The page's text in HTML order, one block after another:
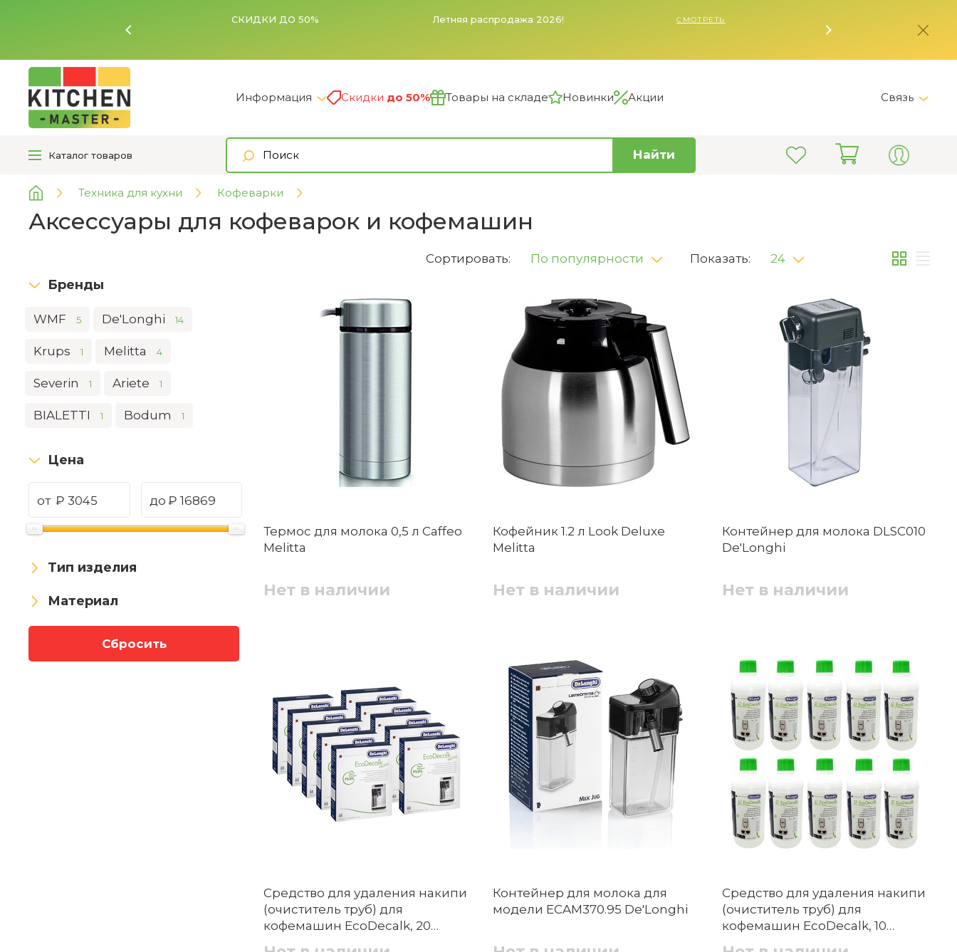
Заказы, поступившие в субботу и воскресенье, будут
Информация Скидки до 50% Товары на складе Новинки Акции Связь
+7 (495) 150-82-28
Каталог товаров Найти
Техника для кухни Кофеварки
Аксессуары для кофеварок и кофемашин
Бренды
WMF 5 De'Longhi 14
Krups 1 Melitta 4
Severin 1 Ariete 1
BIALETTI 1 Bodum 1
Цена
от ₽ до ₽
Тип изделия
Материал
Сбросить
Сортировать: По популярности Показать: 24
Термос для молока 0,5 л Caffeo
Melitta
Нет в наличии
Кофейник 1.2 л Look Deluxe
Melitta
Нет в наличии
Контейнер для молока DLSC010
De'Longhi
Нет в наличии
Средство для удаления накипи
(очиститель труб) для
кофемашин EcoDecalk, 20
Контейнер для молока для
модели ECAM370.95 De'Longhi
Средство для удаления накипи
(очиститель труб) для
кофемашин EcoDecalk, 10